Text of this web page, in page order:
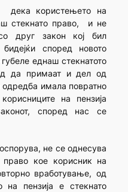
дека користењето на
стекнато право, и не
друг закон кој бил
според новото
еднаш стекнатото
да примаат и дел од
одредба имала повратно
на пензија
според нас се
не се однесува
кое корисник на
вработување, од
пензија е стекнато